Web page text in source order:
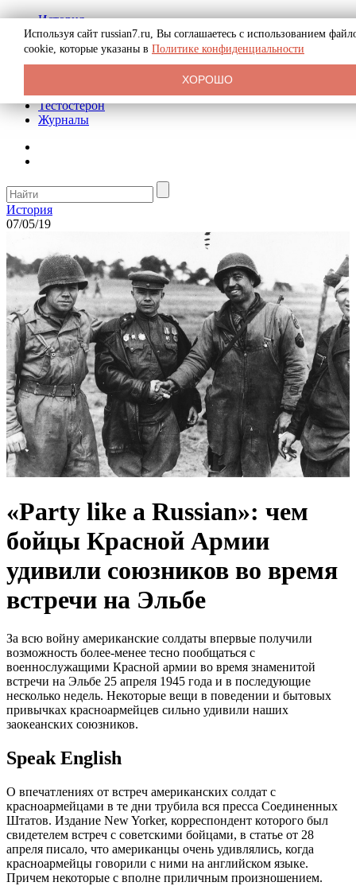
История
Биография
Криминал
Реклама на сайте
Тестостерон
Журналы
История
07/05/19
«Party like a Russian»: чем
бойцы Красной Армии
удивили союзников во время
встречи на Эльбе
За всю войну американские солдаты впервые получили
возможность более-менее тесно пообщаться с
военнослужащими Красной армии во время знаменитой
встречи на Эльбе 25 апреля 1945 года и в последующие
несколько недель. Некоторые вещи в поведении и бытовых
привычках красноармейцев сильно удивили наших
заокеанских союзников.
Speak English
О впечатлениях от встреч американских солдат с
красноармейцами в те дни трубила вся пресса Соединенных
Штатов. Издание New Yorker, корреспондент которого был
свидетелем встреч с советскими бойцами, в статье от 28
апреля писало, что американцы очень удивлялись, когда
красноармейцы говорили с ними на английском языке.
Причем некоторые с вполне приличным произношением.
Используя сайт russian7.ru, Вы соглашаетесь с использованием
cookie, которые указаны в Политике конфиденциальности
ХОРОШО